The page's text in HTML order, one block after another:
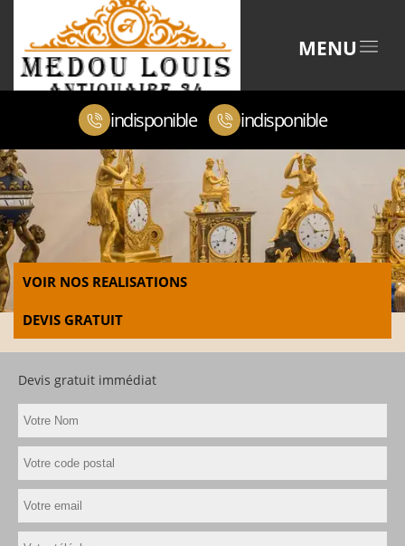
MENU
indisponible indisponible
VOIR NOS REALISATIONS
DEVIS GRATUIT
Devis gratuit immédiat